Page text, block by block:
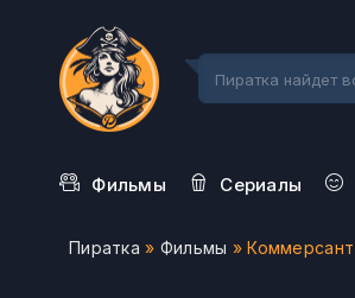
Фильмы Сериалы
Пиратка » Фильмы » Коммерсант